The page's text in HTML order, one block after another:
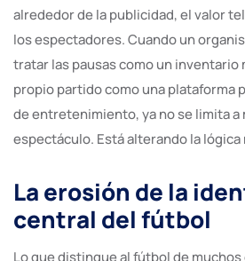
alrededor de la publicidad, el valor
los espectadores. Cuando un
tratar las pausas como un inventario
propio partido como una plataforma
de entretenimiento, ya no se limita a
espectáculo. Está alterando la lógica
La erosión de la
central del fútbol
Lo que distingue al fútbol de